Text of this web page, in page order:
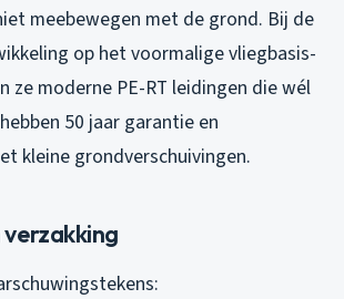
meebewegen met de grond. Bij de
op het voormalige vliegbasis-
ze moderne PE-RT leidingen die wél
50 jaar garantie en
kleine grondverschuivingen.
verzakking